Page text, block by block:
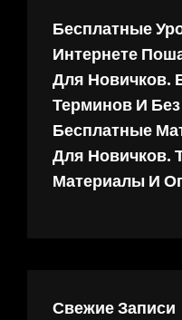
Бесплатные
Интернете
Для Новичков.
Терминов И
Бесплатные
Для Новичков.
Материалы И
Свежие Записи